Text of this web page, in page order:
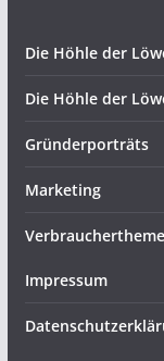
Die Höhle der
Die Höhle der
Gründerporträts
Marketing
Impressum